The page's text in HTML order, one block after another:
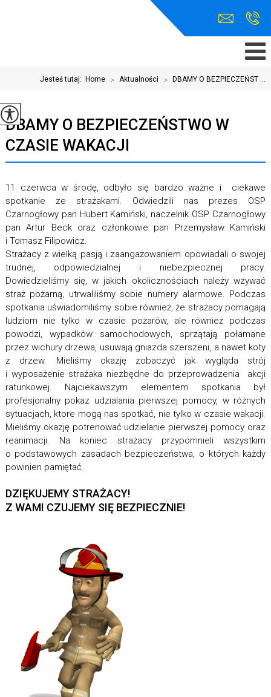
Jesteś tutaj: Home > Aktualności > DBAMY O BEZPIECZEŃST ...
DBAMY O BEZPIECZEŃSTWO W
CZASIE WAKACJI
11 czerwca w środę, odbyło się bardzo ważne i ciekawe
spotkanie ze strażakami. Odwiedzili nas prezes OSP
Czarnogłowy pan Hubert Kamiński, naczelnik OSP Czarnogłowy
pan Artur Beck oraz członkowie pan Przemysław Kamiński
i Tomasz Filipowicz.
Strażacy z wielką pasją i zaangażowaniem opowiadali o swojej
trudnej, odpowiedzialnej i niebezpiecznej pracy.
Dowiedzieliśmy się, w jakich okolicznościach należy wzywać
straż pożarną, utrwaliliśmy sobie numery alarmowe. Podczas
spotkania uświadomiliśmy sobie również, że strażacy pomagają
ludziom nie tylko w czasie pożarów, ale również podczas
powodzi, wypadków samochodowych, sprzątają połamane
przez wichury drzewa, usuwają gniazda szerszeni, a nawet koty
z drzew. Mieliśmy okazję zobaczyć jak wygląda strój
i wyposażenie strażaka niezbędne do przeprowadzenia akcji
ratunkowej. Najciekawszym elementem spotkania był
profesjonalny pokaz udzialania pierwszej pomocy, w różnych
sytuacjach, ktore mogą nas spotkać, nie tylko w czasie wakacji.
Mieliśmy okazję potrenować udzielanie pierwszej pomocy oraz
reanimacji. Na koniec strażacy przypomnieli wszystkim
o podstawowych zasadach bezpieczeństwa, o których każdy
powinien pamiętać.
DZIĘKUJEMY STRAŻACY!
Z WAMI CZUJEMY SIĘ BEZPIECZNIE!